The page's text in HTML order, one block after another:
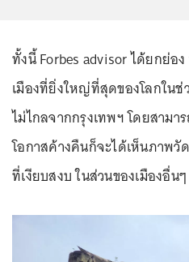
ทั้งนี้ Forbes advisor ได้ยกย่อ
เมืองที่ยิ่งใหญ่ที่สุดของโลกในช่
ไม่ไกลจากกรุงเทพฯ โดยสามา
โอกาสค้างคืนก็จะได้เห็นภาพวั
ที่เงียบสงบ ในส่วนของเมืองอื่นๆ